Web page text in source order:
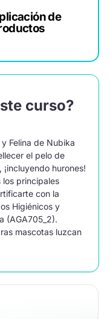
de
curso?
Felina de Nubika
el pelo de
hurones!
los principales
con la
Higiénicos y
(AGA705_2).
mascotas luzcan